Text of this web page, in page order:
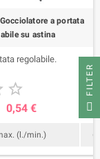
a portata
su astina
regolabile.

0,54 €
(l./min.) 6
FILTER